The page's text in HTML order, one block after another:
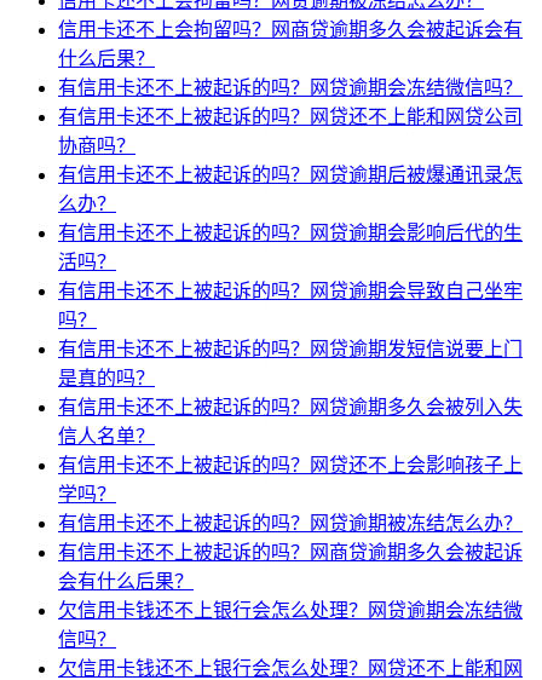
信用卡还不上会拘留吗？网商贷逾期多久会被起诉会有
什么后果？
有信用卡还不上被起诉的吗？网贷逾期会冻结微信吗？
有信用卡还不上被起诉的吗？网贷还不上能和网贷公司
协商吗？
有信用卡还不上被起诉的吗？网贷逾期后被爆通讯录怎
么办？
有信用卡还不上被起诉的吗？网贷逾期会影响后代的生
活吗？
有信用卡还不上被起诉的吗？网贷逾期会导致自己坐牢
吗？
有信用卡还不上被起诉的吗？网贷逾期发短信说要上门
是真的吗？
有信用卡还不上被起诉的吗？网贷逾期多久会被列入失
信人名单？
有信用卡还不上被起诉的吗？网贷还不上会影响孩子上
学吗？
有信用卡还不上被起诉的吗？网贷逾期被冻结怎么办？
有信用卡还不上被起诉的吗？网商贷逾期多久会被起诉
会有什么后果？
欠信用卡钱还不上银行会怎么处理？网贷逾期会冻结微
信吗？
欠信用卡钱还不上银行会怎么处理？网贷还不上能和网